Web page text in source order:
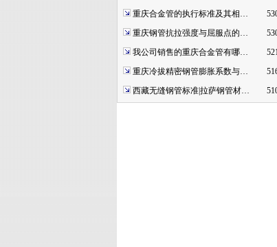
重庆合金管的执行标准及其相…
重庆钢管抗拉强度与屈服点的…
我公司销售的重庆合金管有哪…
重庆冷拔精密钢管膨胀系数与…
西藏无缝钢管标准|拉萨钢管材…